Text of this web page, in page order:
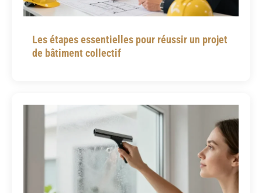
Les étapes essentielles pour réussir un projet
de bâtiment collectif